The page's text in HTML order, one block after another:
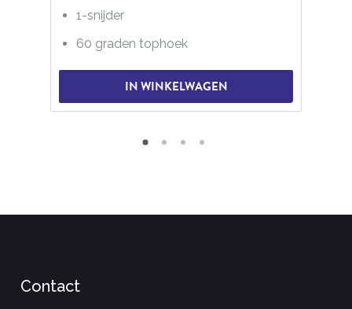
1-snijder
60 graden tophoek
IN WINKELWAGEN
Contact